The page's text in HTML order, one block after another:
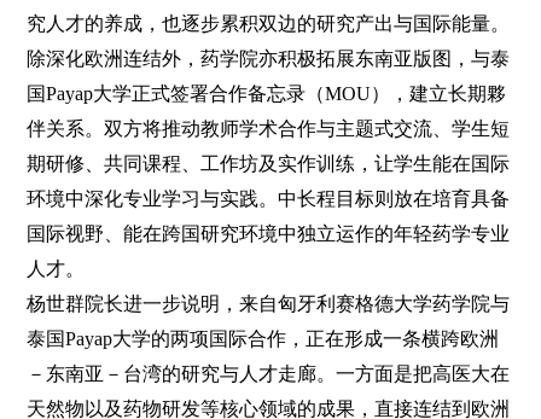
究人才的养成，也逐步累积双边的研究产出与国际能量。
除深化欧洲连结外，药学院亦积极拓展东南亚版图，与泰
国Payap大学正式签署合作备忘录（MOU），建立长期夥
伴关系。双方将推动教师学术合作与主题式交流、学生短
期研修、共同课程、工作坊及实作训练，让学生能在国际
环境中深化专业学习与实践。中长程目标则放在培育具备
国际视野、能在跨国研究环境中独立运作的年轻药学专业
人才。
杨世群院长进一步说明，来自匈牙利赛格德大学药学院与
泰国Payap大学的两项国际合作，正在形成一条横跨欧洲
－东南亚－台湾的研究与人才走廊。一方面是把高医大在
天然物以及药物研发等核心领域的成果，直接连结到欧洲